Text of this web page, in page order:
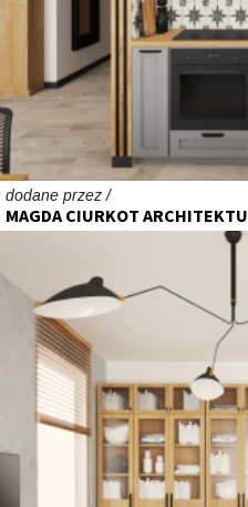
dodane przez /
MAGDA CIURKOT